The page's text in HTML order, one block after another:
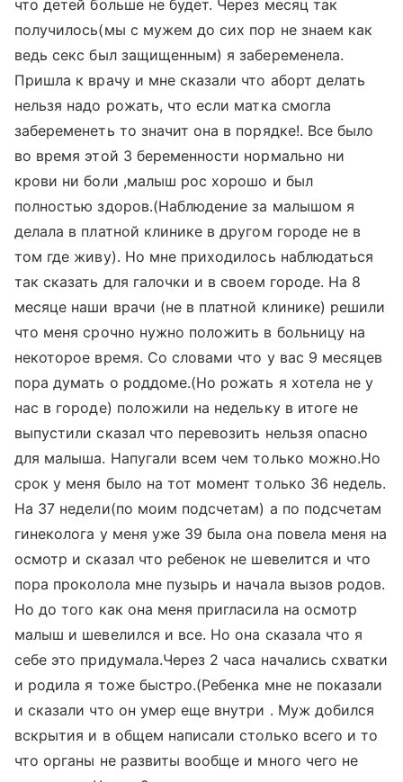
что детей больше не будет. Через месяц так
получилось(мы с мужем до сих пор не знаем как
ведь секс был защищенным) я забеременела.
Пришла к врачу и мне сказали что аборт делать
нельзя надо рожать, что если матка смогла
забеременеть то значит она в порядке!. Все было
во время этой 3 беременности нормально ни
крови ни боли ,малыш рос хорошо и был
полностью здоров.(Наблюдение за малышом я
делала в платной клинике в другом городе не в
том где живу). Но мне приходилось наблюдаться
так сказать для галочки и в своем городе. На 8
месяце наши врачи (не в платной клинике) решили
что меня срочно нужно положить в больницу на
некоторое время. Со словами что у вас 9 месяцев
пора думать о роддоме.(Но рожать я хотела не у
нас в городе) положили на недельку в итоге не
выпустили сказал что перевозить нельзя опасно
для малыша. Напугали всем чем только можно.Но
срок у меня было на тот момент только 36 недель.
На 37 недели(по моим подсчетам) а по подсчетам
гинеколога у меня уже 39 была она повела меня на
осмотр и сказал что ребенок не шевелится и что
пора проколола мне пузырь и начала вызов родов.
Но до того как она меня пригласила на осмотр
малыш и шевелился и все. Но она сказала что я
себе это придумала.Через 2 часа начались схватки
и родила я тоже быстро.(Ребенка мне не показали
и сказали что он умер еще внутри . Муж добился
вскрытия и в общем написали столько всего и то
что органы не развиты вообще и много чего не